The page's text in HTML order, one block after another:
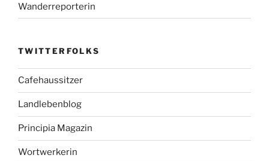
Wanderreporterin
TWITTERFOLKS
Cafehaussitzer
Landlebenblog
Principia Magazin
Wortwerkerin